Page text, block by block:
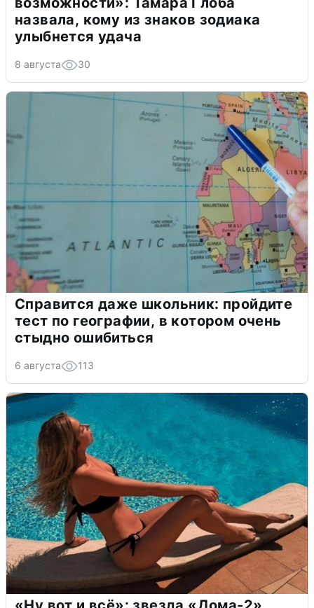
назвала, кому из знаков зодиака
улыбнется удача
8 августа 30
Справится даже школьник: пройдите
тест по географии, в котором очень
стыдно ошибиться
6 августа 113